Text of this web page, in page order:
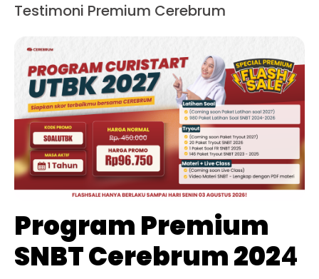
Testimoni Premium Cerebrum
Program Premium
SNBT Cerebrum 2024